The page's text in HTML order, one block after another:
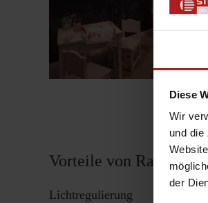
Diese
Wir
und die
der
Vorteile von Raffrollos
Lichtregulierung